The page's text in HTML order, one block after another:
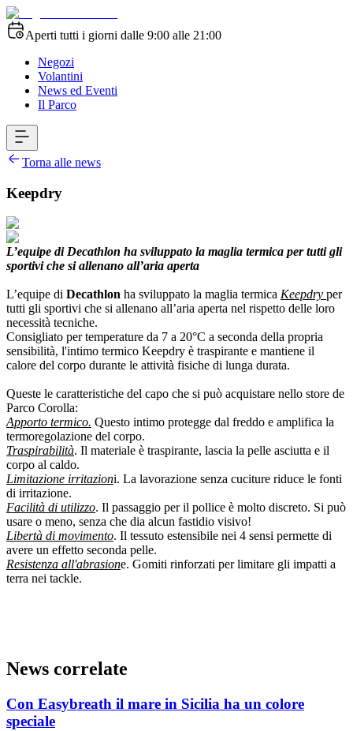
Aperti tutti i giorni dalle 9:00 alle 21:00
Negozi
Volantini
News ed Eventi
Il Parco
Torna alle news
Keepdry
L’equipe di Decathlon ha sviluppato la maglia termica per tutti gli
sportivi che si allenano all’aria aperta
L’equipe di Decathlon ha sviluppato la maglia termica Keepdry per
tutti gli sportivi che si allenano all’aria aperta nel rispetto delle loro
necessità tecniche.
Consigliato per temperature da 7 a 20°C a seconda della propria
sensibilità, l'intimo termico Keepdry è traspirante e mantiene il
calore del corpo durante le attività fisiche di lunga durata.
Queste le caratteristiche del capo che si può acquistare nello store de
Parco Corolla:
Apporto termico. Questo intimo protegge dal freddo e amplifica la
termoregolazione del corpo.
Traspirabilità. Il materiale è traspirante, lascia la pelle asciutta e il
corpo al caldo.
Limitazione irritazioni. La lavorazione senza cuciture riduce le fonti
di irritazione.
Facilità di utilizzo. Il passaggio per il pollice è molto discreto. Si può
usare o meno, senza che dia alcun fastidio visivo!
Libertà di movimento. Il tessuto estensibile nei 4 sensi permette di
avere un effetto seconda pelle.
Resistenza all'abrasione. Gomiti rinforzati per limitare gli impatti a
terra nei tackle.
News correlate
Con Easybreath il mare in Sicilia ha un colore
speciale